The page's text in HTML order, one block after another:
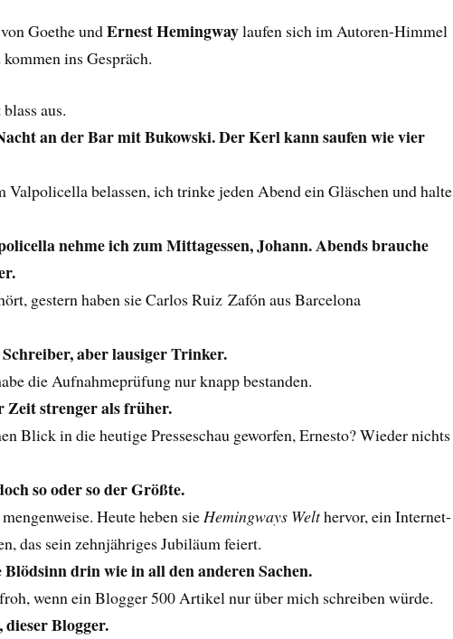
Goethe undErnest Hemingwaylaufen sich im Autoren-Himmel
ins Gespräch.
aus.
an der Bar mit Bukowski. Der Kerl kann saufen wie vier
Valpolicella belassen, ich trinke jeden Abend ein Gläschen und halte
nehme ich zum Mittagessen, Johann. Abends brauche
gestern haben sie Carlos Ruiz Zafón aus Barcelona
aber lausiger Trinker.
die Aufnahmeprüfung nur knapp bestanden.
Zeit strenger als früher.
Blick in die heutige Presseschau geworfen, Ernesto? Wieder nichts
so oder so der Größte.
Heute heben sieHemingways Welthervor, ein Internet-
das sein zehnjähriges Jubiläum feiert.
Blödsinn drin wie in all den anderen Sachen.
wenn ein Blogger 500 Artikel nur über mich schreiben würde.
dieser Blogger.